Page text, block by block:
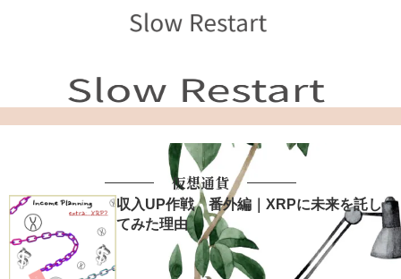
仮想通貨
収入UP作戦 番外編｜XRPに未来を託し
てみた理由